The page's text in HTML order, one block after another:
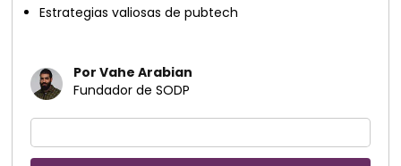
Estrategias valiosas de pubtech
Por Vahe Arabian
Fundador de SODP